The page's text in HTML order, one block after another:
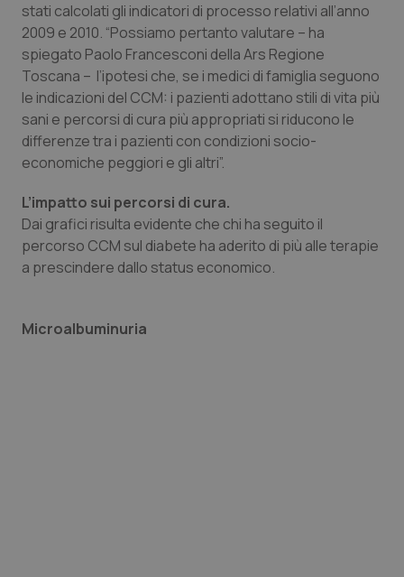
Liguria
Lombardia
Marche
Molise
Piemonte
Provincia Autonoma di Bolzano
Disturbi dell’umore
Dolore
Donna & Salute
Epatiti
HIV
Infezioni & Febbre
stati calcolati gli indicatori di processo relativi all’anno
2009 e 2010. “Possiamo pertanto valutare – ha
spiegato Paolo Francesconi della Ars Regione
Toscana – l’ipotesi che, se i medici di famiglia seguono
le indicazioni del CCM: i pazienti adottano stili di vita più
sani e percorsi di cura più appropriati si riducono le
differenze tra i pazienti con condizioni socio-
economiche peggiori e gli altri”.
L’impatto sui percorsi di cura.
Dai grafici risulta evidente che chi ha seguito il
percorso CCM sul diabete ha aderito di più alle terapie
a prescindere dallo status economico.
Microalbuminuria